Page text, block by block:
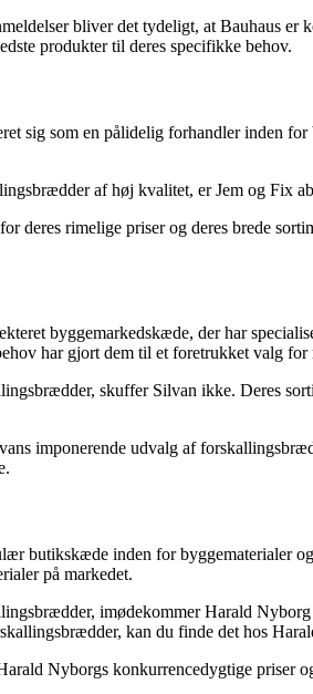
bliver det tydeligt, at Bauhaus er
produkter til deres specifikke behov.
sig som en pålidelig forhandler inden
af høj kvalitet, er Jem og Fix
deres rimelige priser og deres brede
byggemarkedskæde, der har
har gjort dem til et foretrukket valg for
skuffer Silvan ikke. Deres
imponerende udvalg af
butikskæde inden for byggematerialer
på markedet.
imødekommer Harald
kan du finde det hos
Nyborgs konkurrencedygtige priser